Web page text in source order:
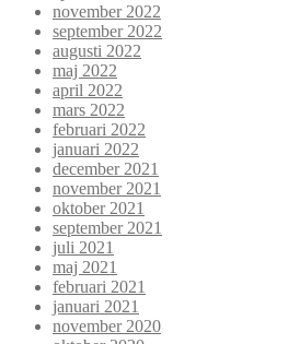
november 2022
september 2022
augusti 2022
maj 2022
april 2022
mars 2022
februari 2022
januari 2022
december 2021
november 2021
oktober 2021
september 2021
juli 2021
maj 2021
februari 2021
januari 2021
november 2020